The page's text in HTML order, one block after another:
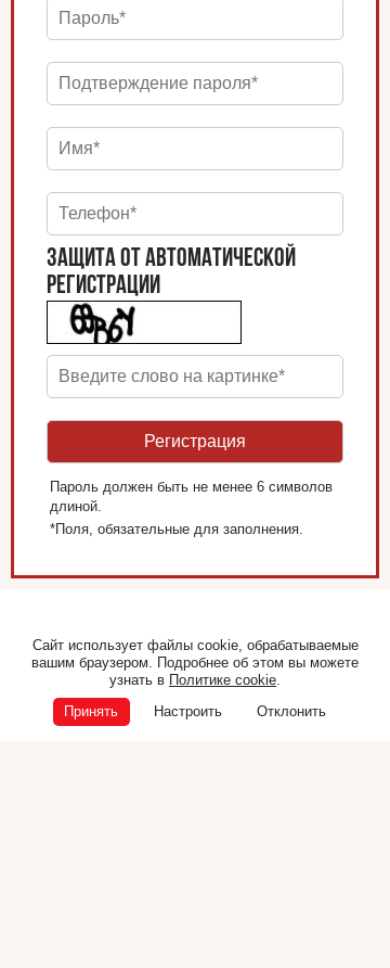
ЗАЩИТА ОТ АВТОМАТИЧЕСКОЙ
РЕГИСТРАЦИИ
Пароль должен быть не менее 6 символов
длиной.
*Поля, обязательные для заполнения.
Коммунальная техника
ТЕХНИКА CANCELA
Дополнительное
оборудование
Сайт использует файлы cookie, обрабатываемые
вашим браузером. Подробнее об этом вы можете
узнать в Политике cookie.
Принять
Настроить Отклонить